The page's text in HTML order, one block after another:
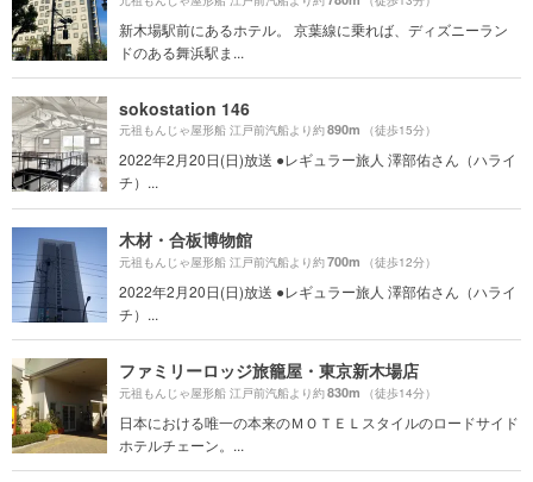
新木場駅前にあるホテル。 京葉線に乗れば、ディズニーラン
ドのある舞浜駅ま...
sokostation 146
元祖もんじゃ屋形船 江戸前汽船より約890m （徒歩15分）
2022年2月20日(日)放送 ●レギュラー旅人 澤部佑さん（ハライ
チ）...
木材・合板博物館
元祖もんじゃ屋形船 江戸前汽船より約700m （徒歩12分）
2022年2月20日(日)放送 ●レギュラー旅人 澤部佑さん（ハライ
チ）...
ファミリーロッジ旅籠屋・東京新木場店
元祖もんじゃ屋形船 江戸前汽船より約830m （徒歩14分）
日本における唯一の本来のＭＯＴＥＬスタイルのロードサイド
ホテルチェーン。...